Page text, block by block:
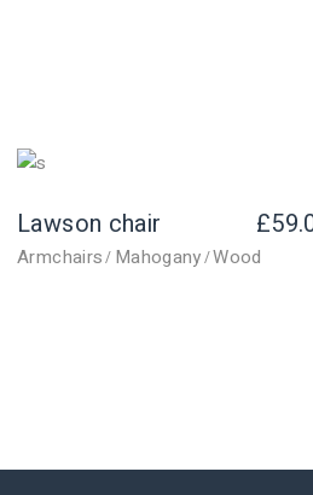
Lawson chair £
Armchairs Mahogany Wood